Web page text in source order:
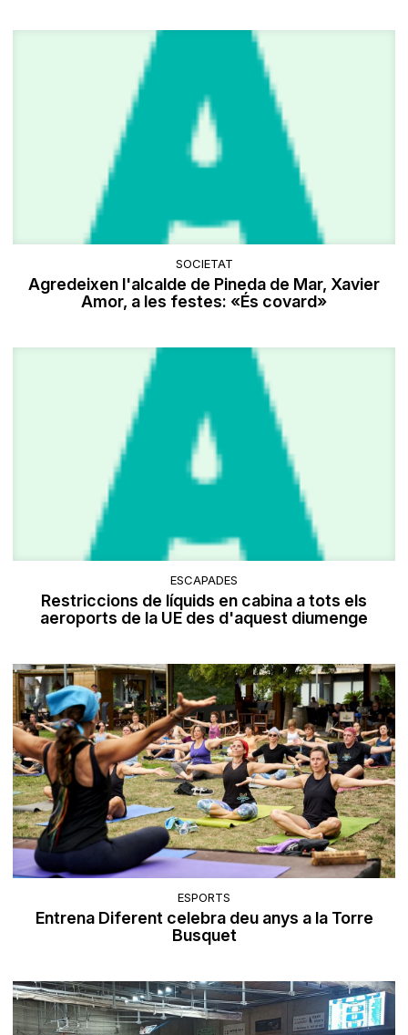
SOCIETAT
Agredeixen l'alcalde de Pineda de Mar, Xavier
Amor, a les festes: «És covard»
ESCAPADES
Restriccions de líquids en cabina a tots els
aeroports de la UE des d'aquest diumenge
ESPORTS
Entrena Diferent celebra deu anys a la Torre
Busquet